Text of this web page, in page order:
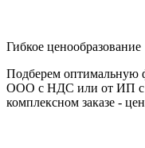
Гибкое ценообразование
Подберем оптимальную
ООО с НДС или от ИП с
комплексном заказе -